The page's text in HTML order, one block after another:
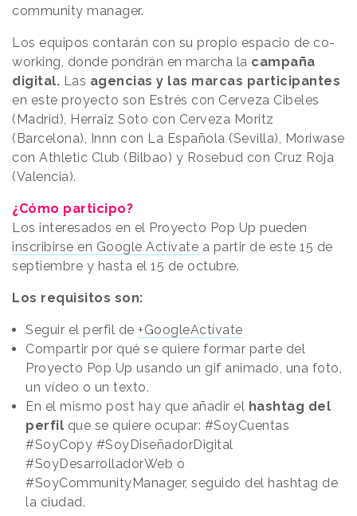
community manager.
Los equipos contarán con su propio espacio de co-
working, donde pondrán en marcha la campaña
digital. Las agencias y las marcas participantes
en este proyecto son Estrés con Cerveza Cibeles
(Madrid), Herraiz Soto con Cerveza Moritz
(Barcelona), Innn con La Española (Sevilla), Moriwase
con Athletic Club (Bilbao) y Rosebud con Cruz Roja
(Valencia).
¿Cómo participo?
Los interesados en el Proyecto Pop Up pueden
inscribirse en Google Actívate a partir de este 15 de
septiembre y hasta el 15 de octubre.
Los requisitos son:
Seguir el perfil de +GoogleActívate
Compartir por qué se quiere formar parte del
Proyecto Pop Up usando un gif animado, una foto,
un vídeo o un texto.
En el mismo post hay que añadir el hashtag del
perfil que se quiere ocupar: #SoyCuentas
#SoyCopy #SoyDiseñadorDigital
#SoyDesarrolladorWeb o
#SoyCommunityManager, seguido del hashtag de
la ciudad.